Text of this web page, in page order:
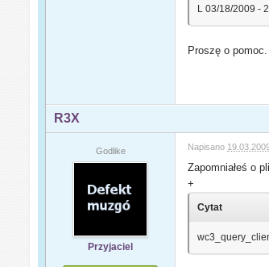
L 03/18/2009 -
Proszę o pomoc.
R3X
Godlike
Przyjaciel
Napisano
Zapomniałeś o
+
Cytat